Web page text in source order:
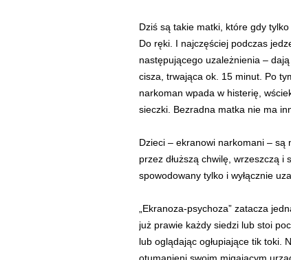
Dziś są takie matki, które gdy
Do ręki. I najczęściej podczas
następującego uzależnienia –
cisza, trwająca ok. 15 minut. Po
narkoman wpada w histerię,
sieczki. Bezradna matka nie ma
Dzieci – ekranowi narkomani – są
przez dłuższą chwilę, wrzeszczą
spowodowany tylko i wyłącznie
„Ekranoza-psychoza” zatacza
już prawie każdy siedzi lub stoi
lub oglądając ogłupiające tik toki.